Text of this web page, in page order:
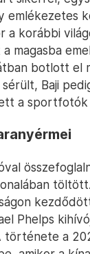
emlékezetes
a korábbi
magasba
botlott el
Baji
a sportfotók
Phelps
története a